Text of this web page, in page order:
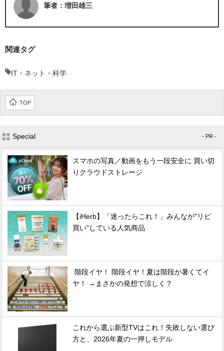
筆者：増田雄三
関連タグ
IT・ネット・科学
TOP
Special - PR -
スマホの写真／動画をもう一段安全に 買い切
りクラウドストレージ
【iHerb】「迷ったらこれ！」みんなが"リピ
買い"している人気商品
階段イヤ！ 階段イヤ！夏は階段が暑くてイ
ヤ！ →まさかの発想で涼しく？
これから選ぶ新型TVはこれ！失敗しない選び
方と、2026年夏の一押しモデル